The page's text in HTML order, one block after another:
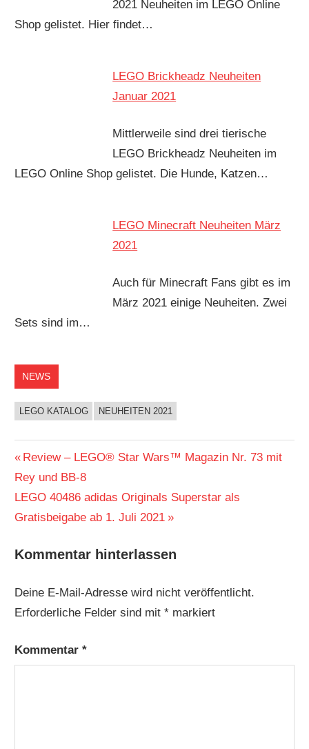
2021 Neuheiten im LEGO Online
Shop gelistet. Hier findet…
LEGO Brickheadz Neuheiten
Januar 2021
Mittlerweile sind drei tierische
LEGO Brickheadz Neuheiten im
LEGO Online Shop gelistet. Die Hunde, Katzen…
LEGO Minecraft Neuheiten März
2021
Auch für Minecraft Fans gibt es im
März 2021 einige Neuheiten. Zwei
Sets sind im…
NEWS
LEGO KATALOG NEUHEITEN 2021
Beitragsnavigation
Vorheriger
Beitrag:
Review – LEGO® Star Wars™ Magazin Nr. 73 mit
Rey und BB-8
Nächster
Beitrag:
LEGO 40486 adidas Originals Superstar als
Gratisbeigabe ab 1. Juli 2021
Kommentar hinterlassen
Deine E-Mail-Adresse wird nicht veröffentlicht.
Erforderliche Felder sind mit* markiert
Kommentar*